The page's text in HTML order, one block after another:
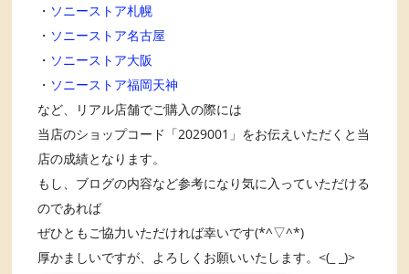
・ ソニーストア札幌
・ ソニーストア名古屋
・ ソニーストア大阪
・ ソニーストア福岡天神
など、リアル店舗でご購入の際には
当店のショップコード「2029001」をお伝えいただくと当
店の成績となります。
もし、ブログの内容など参考になり気に入っていただける
のであれば
ぜひともご協力いただければ幸いです(*^▽^*)
厚かましいですが、よろしくお願いいたします。<(_ _)>